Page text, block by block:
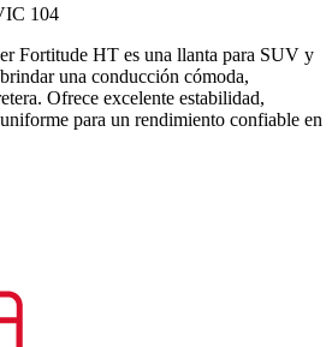
IC 104
Fortitude HT es una llanta para SUV y
una conducción cómoda,
Ofrece excelente estabilidad,
para un rendimiento confiable en